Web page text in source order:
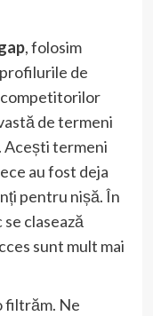
, folosim
de
competitorilor
de termeni
Acești termeni
au fost deja
pentru nișă. În
clasează
sunt mult mai
filtrăm. Ne